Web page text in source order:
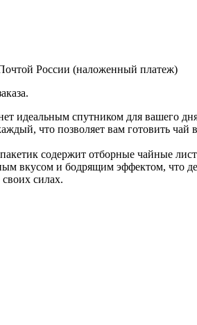
России (наложенный платеж)
спутником для вашего
что позволяет вам готовить
содержит отборные чайные
вкусом и бодрящим эффектом, что
силах.